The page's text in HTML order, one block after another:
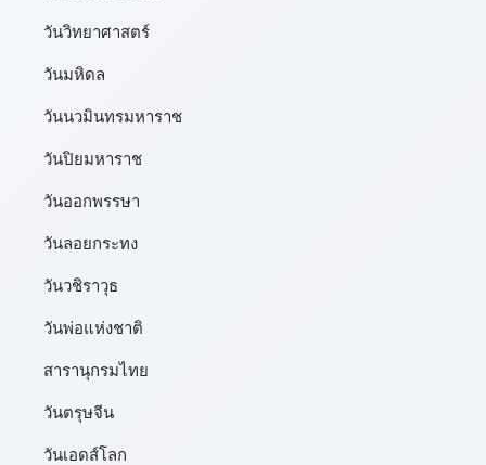
วันวิทยาศาสตร์
วันมหิดล
วันนวมินทรมหาราช
วันปิยมหาราช
วันออกพรรษา
วันลอยกระทง
วันวชิราวุธ
วันพ่อแห่งชาติ
สารานุกรมไทย
วันตรุษจีน
วันเอดส์โลก